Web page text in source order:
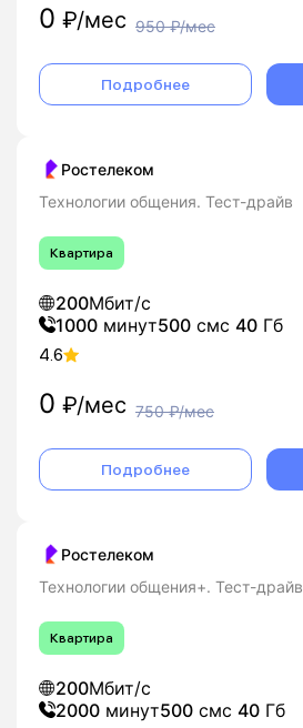
0 ₽/мес 950₽/мес
Подробнее
Ростелеком
Технологии общения. Тест-драйв
Квартира
200Мбит/с
1000 минут500 смс 40 Гб
4.6
0 ₽/мес 750₽/мес
Подробнее
Ростелеком
Технологии общения+. Тест-драйв
Квартира
200Мбит/с
2000 минут500 смс 40 Гб